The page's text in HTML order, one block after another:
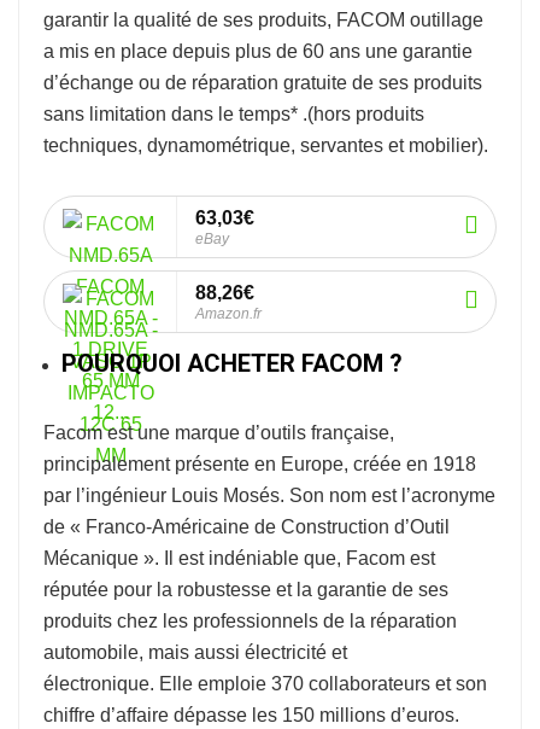
garantir la qualité de ses produits, FACOM outillage
a mis en place depuis plus de 60 ans une garantie
d’échange ou de réparation gratuite de ses produits
sans limitation dans le temps* .(hors produits
techniques, dynamométrique, servantes et mobilier).
63,03€
eBay
88,26€
Amazon.fr
POURQUOI ACHETER FACOM ?
Facomest une marque d’outils française,
principalement présente en Europe, créée en 1918
par l’ingénieur Louis Mosés. Son nom est l’acronyme
de « Franco-Américaine de Construction d’Outil
Mécanique ». Il est indéniable que, Facom est
réputée pour la robustesse et la garantie de ses
produits chez les professionnels de la réparation
automobile, mais aussi électricité et
électronique. Elle emploie 370 collaborateurs et son
chiffre d’affaire dépasse les 150 millions d’euros.